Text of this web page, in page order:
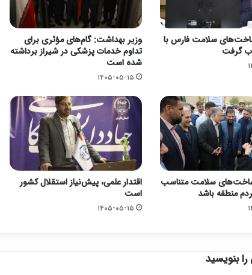
سلامت فارس با
وزیر بهداشت: گام‌های مؤثری برای
تداوم خدمات پزشکی در شیراز برداشته
شده است
۱۴۰۵-۰۵-۱۵
سلامت متناسب
منطقه باشد
اقتدار علمی، پیش‌نیاز استقلال کشور
است
۱۴۰۵-۰۵-۱۵
بنویسید